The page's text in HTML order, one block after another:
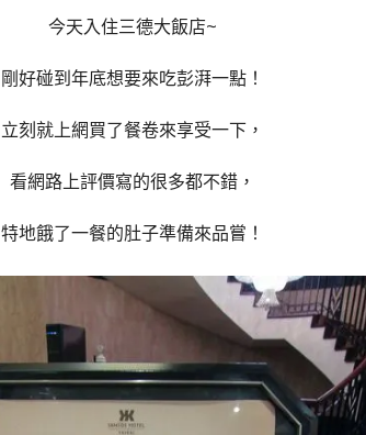
今天入住三德大飯店~
剛好碰到年底想要來吃彭湃一點！
立刻就上網買了餐卷來享受一下，
看網路上評價寫的很多都不錯，
特地餓了一餐的肚子準備來品嘗！